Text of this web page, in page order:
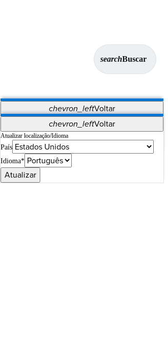
searchBuscar
chevron_leftVoltar
Vet Systems OrthoPedia Patient
Supplier Portal
Synergy Imaging & Resection
chevron_leftVoltar
Atualizar localização/Idioma
País
Idioma*
Atualizar